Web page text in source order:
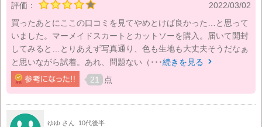
評価：
2022/03/02
買ったあとにここの口コミを見てやめとけば良かった…と思って
いました。マーメイドスカートとカットソーを購入。届いて開封
してみると…とりあえず写真通り、色も生地も大丈夫そうだなぁ
と思いながら試着。あれ、問題ない（･･･続きを見る 
21 点
ゆゆ さん 10代後半